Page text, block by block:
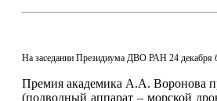
На заседании Президиума ДВО РАН 24 декабря
Премия академика А.А. Воронова
(подводный аппарат – морской